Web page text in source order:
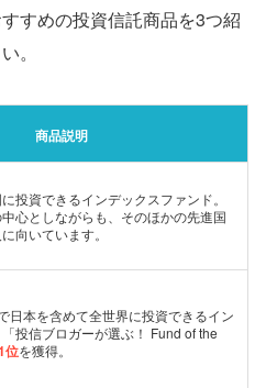
すめの投資信託商品を3つ紹
。
商品説明
投資できるインデックスファンド。
心としながらも、そのほかの先進国
向いています。
日本を含めて全世界に投資できるイン
投信ブロガーが選ぶ！ Fund of the
位を獲得。